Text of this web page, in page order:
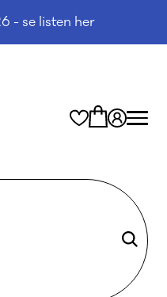
- se listen her